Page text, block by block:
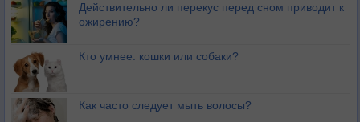
Действительно ли перекус перед сном приводит к
ожирению?
Кто умнее: кошки или собаки?
Как часто следует мыть волосы?